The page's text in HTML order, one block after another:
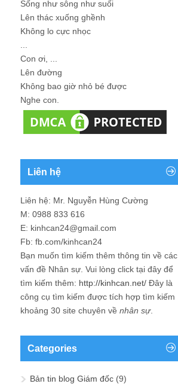
Sống như sông như suối
Lên thác xuống ghềnh
Không lo cực nhọc
Con ơi, ...
Lên đường
Không bao giờ nhỏ bé được
Nghe con.
Liên hệ
Liên hệ: Mr. Nguyễn Hùng Cường
M: 0988 833 616
E: kinhcan24@gmail.com
Fb: fb.com/kinhcan24
Bạn muốn tìm kiếm thêm thông tin về các
vấn đề Nhân sự . Vui lòng click tại đây để
tìm kiếm thêm: http://kinhcan.net/ Đây là
công cụ tìm kiếm được tích hợp tìm kiếm
khoảng 30 site chuyên về nhân sự.
Categories
Bản tin blog Giám đốc (9)